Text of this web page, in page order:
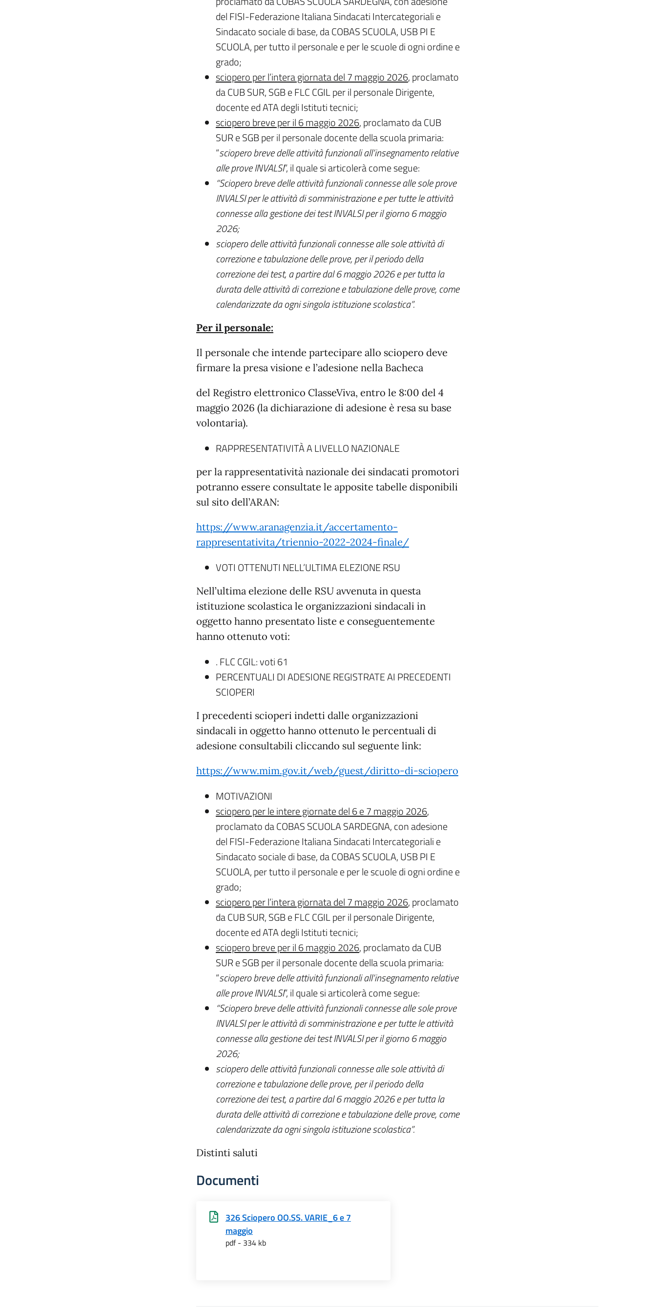
del FISI-Federazione Italiana Sindacati Intercategoriali e
Sindacato sociale di base, da COBAS SCUOLA, USB PI E
SCUOLA, per tutto il personale e per le scuole di ogni ordine e
grado;
sciopero per l’intera giornata del 7 maggio 2026, proclamato
da CUB SUR, SGB e FLC CGIL per il personale Dirigente,
docente ed ATA degli Istituti tecnici;
sciopero breve per il 6 maggio 2026, proclamato da CUB
SUR e SGB per il personale docente della scuola primaria:
“sciopero breve delle attività funzionali all’insegnamento relative
alle prove INVALSI”, il quale si articolerà come segue:
“Sciopero breve delle attività funzionali connesse alle sole prove
INVALSI per le attività di somministrazione e per tutte le attività
connesse alla gestione dei test INVALSI per il giorno 6 maggio
2026;
sciopero delle attività funzionali connesse alle sole attività di
correzione e tabulazione delle prove, per il periodo della
correzione dei test, a partire dal 6 maggio 2026 e per tutta la
durata delle attività di correzione e tabulazione delle prove, come
calendarizzate da ogni singola istituzione scolastica”.
Per il personale:
Il personale che intende partecipare allo sciopero deve
firmare la presa visione e l’adesione nella Bacheca
del Registro elettronico ClasseViva, entro le 8:00 del 4
maggio 2026 (la dichiarazione di adesione è resa su base
volontaria).
RAPPRESENTATIVITÀ A LIVELLO NAZIONALE
per la rappresentatività nazionale dei sindacati promotori
potranno essere consultate le apposite tabelle disponibili
sul sito dell’ARAN:
https://www.aranagenzia.it/accertamento-
rappresentativita/triennio-2022-2024-finale/
VOTI OTTENUTI NELL’ULTIMA ELEZIONE RSU
Nell’ultima elezione delle RSU avvenuta in questa
istituzione scolastica le organizzazioni sindacali in
oggetto hanno presentato liste e conseguentemente
hanno ottenuto voti:
. FLC CGIL: voti 61
PERCENTUALI DI ADESIONE REGISTRATE AI PRECEDENTI
SCIOPERI
I precedenti scioperi indetti dalle organizzazioni
sindacali in oggetto hanno ottenuto le percentuali di
adesione consultabili cliccando sul seguente link:
https://www.mim.gov.it/web/guest/diritto-di-sciopero
MOTIVAZIONI
sciopero per le intere giornate del 6 e 7 maggio 2026,
proclamato da COBAS SCUOLA SARDEGNA, con adesione
del FISI-Federazione Italiana Sindacati Intercategoriali e
Sindacato sociale di base, da COBAS SCUOLA, USB PI E
SCUOLA, per tutto il personale e per le scuole di ogni ordine e
grado;
sciopero per l’intera giornata del 7 maggio 2026, proclamato
da CUB SUR, SGB e FLC CGIL per il personale Dirigente,
docente ed ATA degli Istituti tecnici;
sciopero breve per il 6 maggio 2026, proclamato da CUB
SUR e SGB per il personale docente della scuola primaria:
“sciopero breve delle attività funzionali all’insegnamento relative
alle prove INVALSI”, il quale si articolerà come segue:
“Sciopero breve delle attività funzionali connesse alle sole prove
INVALSI per le attività di somministrazione e per tutte le attività
connesse alla gestione dei test INVALSI per il giorno 6 maggio
2026;
sciopero delle attività funzionali connesse alle sole attività di
correzione e tabulazione delle prove, per il periodo della
correzione dei test, a partire dal 6 maggio 2026 e per tutta la
durata delle attività di correzione e tabulazione delle prove, come
calendarizzate da ogni singola istituzione scolastica”.
Distinti saluti
Documenti
326 Sciopero OO.SS. VARIE_6 e 7
maggio
pdf - 334 kb